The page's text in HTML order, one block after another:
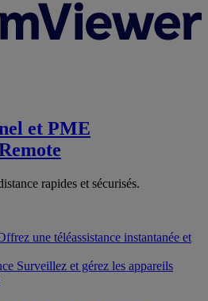
et PME
rapides et sécurisés.
une téléassistance instantanée et
Surveillez et gérez les appareils